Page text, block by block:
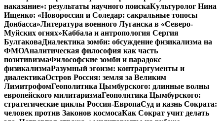
наказание»: результаты научного поискаКультуролог Нина
Ищенко: «Новороссия и Соледар: сакральные топосы
Донбасса»Литература военного Луганска в «Северо-
Муйских огнях»Каббала и антропология Сергия
БулгаковаДиалектика зомби: обсуждение физикализма на
ФМОАналитическая философия как часть
позитивизмаФилософские зомби и парадокс
физикализмаРазумный эгоизм: контраргументы и
диалектикаОстров Россия: земля за Великим
ЛимитрофомГеополитика Цымбурского: длинные волны
европейского милитаризмаГеополитика Цымбурского:
стратегические циклы Россия-ЕвропаСуд и казнь Сократа:
человек против Законов космосаКак Сократ учит делать